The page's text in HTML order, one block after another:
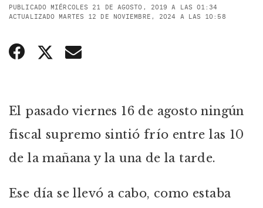
PUBLICADO MIÉRCOLES 21 DE AGOSTO, 2019 A LAS 01:34
ACTUALIZADO MARTES 12 DE NOVIEMBRE, 2024 A LAS 10:58
El pasado viernes 16 de agosto ningún
fiscal supremo sintió frío entre las 10
de la mañana y la una de la tarde.
Ese día se llevó a cabo, como estaba